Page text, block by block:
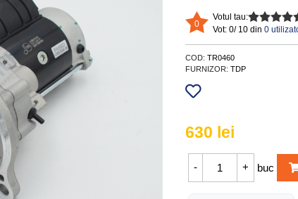
0
Votul tau:
Vot:0/ 10 din0
COD:TR0460
FURNIZOR: TDP
630 lei
buc